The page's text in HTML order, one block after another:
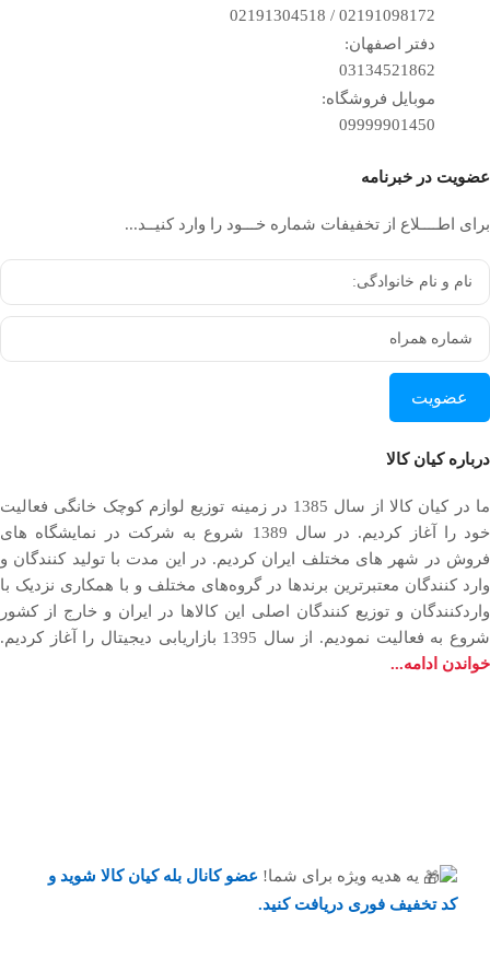
02191098172 / 02191304518
دفتر اصفهان:
03134521862
موبایل فروشگاه:
09999901450
عضویت در خبرنامه
برای اطــــلاع از تخفیفات شماره خـــود را وارد کنیــد...
عضویت
درباره کیان کالا
ما در کیان کالا از سال 1385 در زمینه توزیع لوازم کوچک خانگی فعالیت
خود را آغاز کردیم. در سال 1389 شروع به شرکت در نمایشگاه های
فروش در شهر های مختلف ایران کردیم. در اين مدت با توليد كنندگان و
وارد كنندگان معتبرترین برندها در گروه‌‏های مختلف و با همکاری نزدیک با
وارد‏کنندگان و توزیع‏ کنندگان اصلی این کالاها در ایران و خارج از کشور
شروع به فعاليت نمودیم. از سال 1395 بازاریابی دیجیتال را آغاز کردیم.
خواندن ادامه...
یه هدیه ویژه برای شما! عضو کانال بله کیان کالا شوید و
کد تخفیف فوری دریافت کنید.